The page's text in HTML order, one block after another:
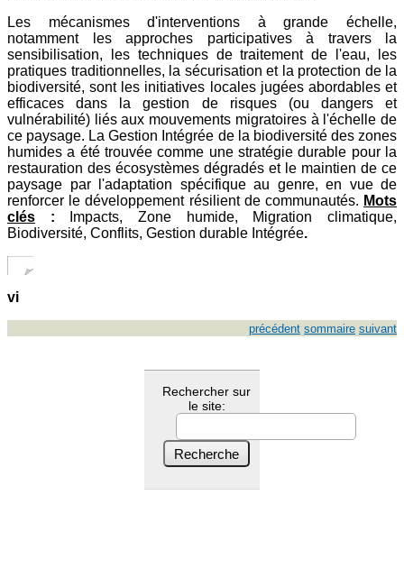
Les mécanismes d'interventions à grande échelle,
notamment les approches participatives à travers la
sensibilisation, les techniques de traitement de l'eau, les
pratiques traditionnelles, la sécurisation et la protection de la
biodiversité, sont les initiatives locales jugées abordables et
efficaces dans la gestion de risques (ou dangers et
vulnérabilité) liés aux mouvements migratoires à l'échelle de
ce paysage. La Gestion Intégrée de la biodiversité des zones
humides a été trouvée comme une stratégie durable pour la
restauration des écosystèmes dégradés et le maintien de ce
paysage par l'adaptation spécifique au genre, en vue de
renforcer le développement résilient de communautés. Mots
clés :
Impacts, Zone humide, Migration climatique,
Biodiversité, Conflits, Gestion durable Intégrée.
vi
précédent sommaire suivant
Rechercher sur
le site: